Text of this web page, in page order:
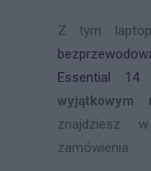
Z tym
Essential 14
wyjątkowym
znajdziesz
zamówienia.